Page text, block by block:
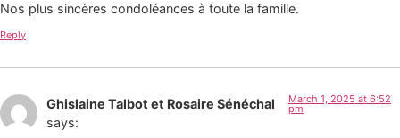
Nos plus sincères condoléances à toute la famille.
Reply
Ghislaine Talbot et Rosaire Sénéchal
says:
March 1, 2025 at 6:52
pm